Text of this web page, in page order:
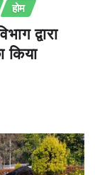
होम
द्वारा